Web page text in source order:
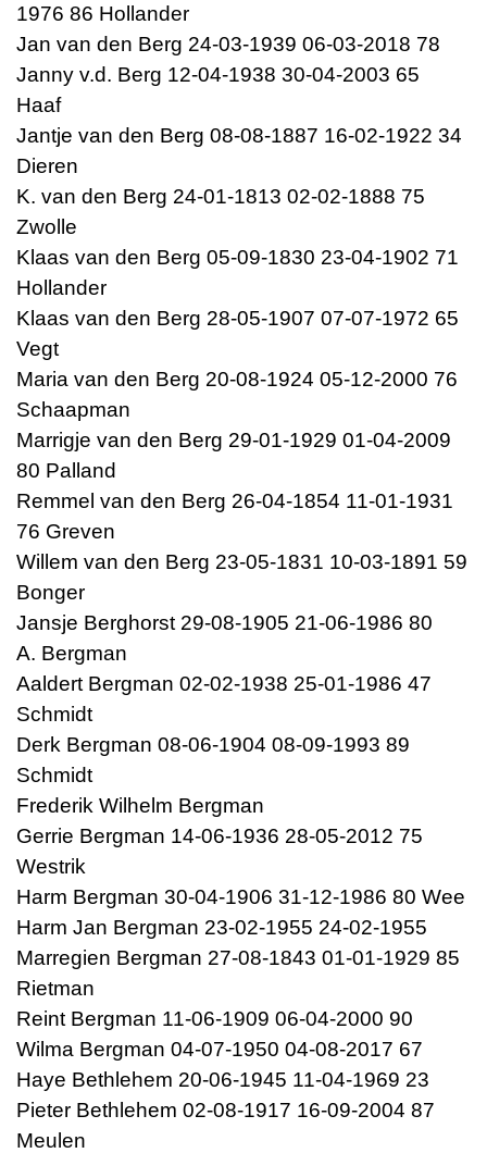
1976 86 Hollander
Jan van den Berg 24-03-1939 06-03-2018 78
Janny v.d. Berg 12-04-1938 30-04-2003 65
Haaf
Jantje van den Berg 08-08-1887 16-02-1922 34
Dieren
K. van den Berg 24-01-1813 02-02-1888 75
Zwolle
Klaas van den Berg 05-09-1830 23-04-1902 71
Hollander
Klaas van den Berg 28-05-1907 07-07-1972 65
Vegt
Maria van den Berg 20-08-1924 05-12-2000 76
Schaapman
Marrigje van den Berg 29-01-1929 01-04-2009
80 Palland
Remmel van den Berg 26-04-1854 11-01-1931
76 Greven
Willem van den Berg 23-05-1831 10-03-1891 59
Bonger
Jansje Berghorst 29-08-1905 21-06-1986 80
A. Bergman
Aaldert Bergman 02-02-1938 25-01-1986 47
Schmidt
Derk Bergman 08-06-1904 08-09-1993 89
Schmidt
Frederik Wilhelm Bergman
Gerrie Bergman 14-06-1936 28-05-2012 75
Westrik
Harm Bergman 30-04-1906 31-12-1986 80 Wee
Harm Jan Bergman 23-02-1955 24-02-1955
Marregien Bergman 27-08-1843 01-01-1929 85
Rietman
Reint Bergman 11-06-1909 06-04-2000 90
Wilma Bergman 04-07-1950 04-08-2017 67
Haye Bethlehem 20-06-1945 11-04-1969 23
Pieter Bethlehem 02-08-1917 16-09-2004 87
Meulen